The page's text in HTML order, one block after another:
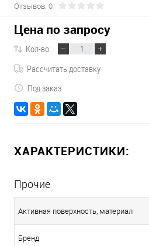
Отзывов: 0
Цена по запросу
Кол-во:
Рассчитать доставку
Под заказ
ХАРАКТЕРИСТИКИ:
Прочие
Активная поверхность, материал
Бренд